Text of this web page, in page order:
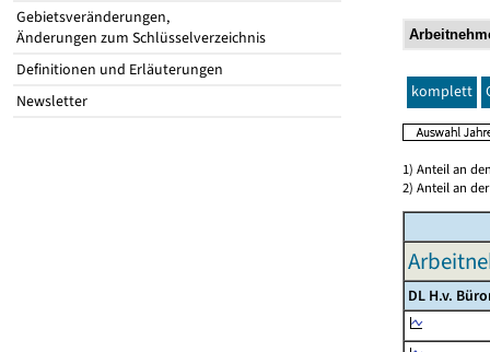
Gebietsveränderungen,
Änderungen zum Schlüsselverzeichnis
Definitionen und Erläuterungen
Newsletter
komplett
1) Anteil an
2) Anteil an
DL H.v.